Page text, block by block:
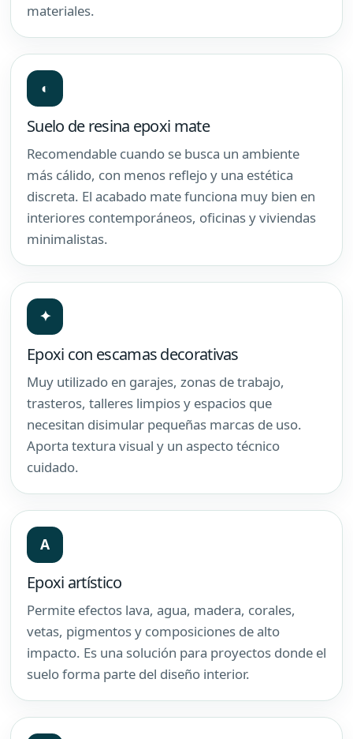
materiales.
◐
Suelo de resina epoxi mate
Recomendable cuando se busca un ambiente
más cálido, con menos reflejo y una estética
discreta. El acabado mate funciona muy bien en
interiores contemporáneos, oficinas y viviendas
minimalistas.
✦
Epoxi con escamas decorativas
Muy utilizado en garajes, zonas de trabajo,
trasteros, talleres limpios y espacios que
necesitan disimular pequeñas marcas de uso.
Aporta textura visual y un aspecto técnico
cuidado.
A
Epoxi artístico
Permite efectos lava, agua, madera, corales,
vetas, pigmentos y composiciones de alto
impacto. Es una solución para proyectos donde el
suelo forma parte del diseño interior.